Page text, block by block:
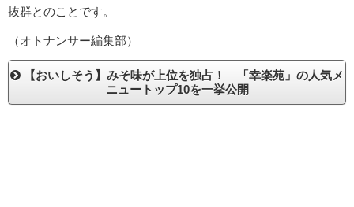
抜群とのことです。
（オトナンサー編集部）
【おいしそう】みそ味が上位を独占！ 「幸楽苑」の人気メ
ニュートップ10を一挙公開